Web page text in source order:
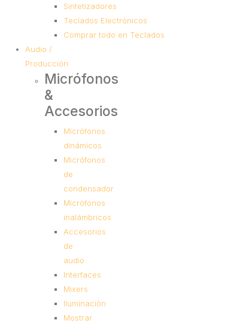
Sintetizadores
Teclados Electrónicos
Comprar todo en Teclados
Audio /
Producción
Micrófonos
&
Accesorios
Micrófonos
dinámicos
Micrófonos
de
condensador
Micrófonos
inalámbricos
Accesorios
de
audio
Interfaces
Mixers
Iluminación
Mostrar